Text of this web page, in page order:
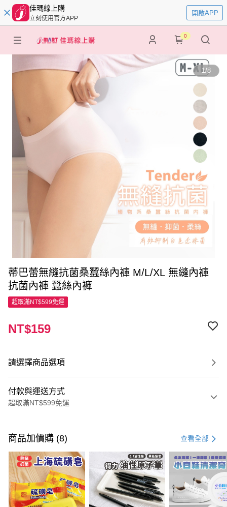
佳瑪線上購
立刻使用官方APP
開啟APP
0
1/8
蒂巴蕾無縫抗菌桑蠶絲內褲 M/L/XL 無縫內褲
抗菌內褲 蠶絲內褲
超取滿NT$599免運
NT$159
請選擇商品選項
付款與運送方式
超取滿NT$599免運
信用卡一次付款
超商取貨付款
LINE Pay
Apple Pay
商品加價購 (8) 查看全部